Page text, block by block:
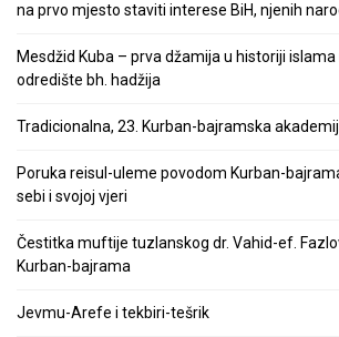
na prvo mjesto staviti interese BiH, njenih
Mesdžid Kuba – prva džamija u historiji
odredište bh. hadžija
Tradicionalna, 23. Kurban-bajramska
Poruka reisul-uleme povodom Kurban-
sebi i svojoj vjeri
Čestitka muftije tuzlanskog dr. Vahid-ef.
Kurban-bajrama
Jevmu-Arefe i tekbiri-tešrik